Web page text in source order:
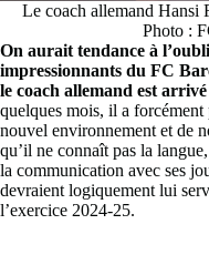
Le coach allemand Hansi
Photo :
On aurait tendance à
impressionnants du FC
le coach allemand est
quelques mois, il a
nouvel environnement et de
qu’il ne connaît pas la
la communication avec ses
devraient logiquement lui
l’exercice 2024-25.